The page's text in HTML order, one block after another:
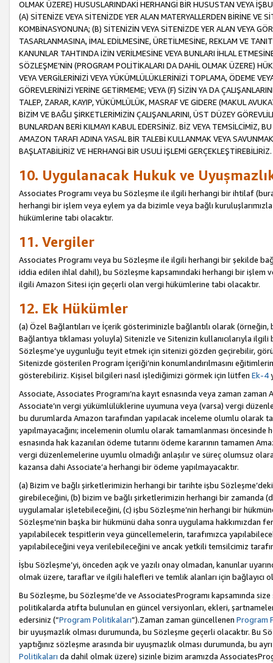
OLMAK ÜZERE) HUSUSLARINDAKİ HERHANGİ BİR HUSUSTAN VEYA
(A) SİTENİZE VEYA SİTENİZDE YER ALAN MATERYALLERDEN BİRİNE VE
KOMBİNASYONUNA; (B) SİTENİZİN VEYA SİTENİZDE YER ALAN VEYA
TASARLANMASINA, İMAL EDİLMESİNE, ÜRETİLMESİNE, REKLAM VE
KANUNLAR TAHTINDA İZİN VERİLMESİNE VEYA BUNLARI İHLAL
SÖZLEŞME’NİN (PROGRAM POLİTİKALARI DA DAHİL OLMAK ÜZERE)
VEYA VERGİLERİNİZİ VEYA YÜKÜMLÜLÜKLERİNİZİ TOPLAMA, ÖDEME
GÖREVLERİNİZİ YERİNE GETİRMEME; VEYA (F) SİZİN YA DA
TALEP, ZARAR, KAYIP, YÜKÜMLÜLÜK, MASRAF VE GİDERE (MAKUL
BİZİM VE BAĞLI ŞİRKETLERİMİZİN ÇALIŞANLARINI, ÜST DÜZEY
BUNLARDAN BERİ KILMAYI KABUL EDERSİNİZ. BİZ VEYA TEMSİLCİMİZ,
AMAZON TARAFI ADINA YASAL BİR TALEBİ KULLANMAK VEYA
BAŞLATABİLİRİZ VE HERHANGİ BİR USULİ İŞLEMİ GERÇEKLEŞTİREBİLİRİZ.
10. Uygulanacak Hukuk ve
Associates Programı veya bu Sözleşme ile ilgili herhangi bir ihtilaf
herhangi bir işlem veya eylem ya da bizimle veya bağlı
hükümlerine tabi olacaktır.
11. Vergiler
Associates Programı veya bu Sözleşme ile ilgili herhangi bir şekilde
iddia edilen ihlal dahil), bu Sözleşme kapsamındaki herhangi bir işlem
ilgili Amazon Sitesi için geçerli olan vergi hükümlerine tabi olacaktır.
12. Ek Hükümler
(a) Özel Bağlantıları ve İçerik gösteriminizle bağlantılı olarak
Bağlantıya tıklaması yoluyla) Sitenizle ve Sitenizin kullanıcılarıyla
Sözleşme’ye uygunluğu teyit etmek için sitenizi gözden geçirebilir,
Sitenizde gösterilen Program İçeriği’nin konumlandırılmasını
gösterebiliriz. Kişisel bilgileri nasıl işlediğimizi görmek için lütfen Ek-4
Associate, Associates Programı’na kayıt esnasında veya zaman
Associate’ın vergi yükümlülüklerine uyumuna veya (varsa) vergi
bu durumlarda Amazon tarafından yapılacak inceleme olumlu olarak
yapılmayacağını; incelemenin olumlu olarak tamamlanması
esnasında hak kazanılan ödeme tutarını ödeme kararının tamamen
vergi düzenlemelerine uyumlu olmadığı anlaşılır ve süreç olumsuz
kazansa dahi Associate’a herhangi bir ödeme yapılmayacaktır.
(a) Bizim ve bağlı şirketlerimizin herhangi bir tarihte işbu
girebileceğini, (b) bizim ve bağlı şirketlerimizin herhangi bir zamanda
uygulamalar işletebileceğini, (c) işbu Sözleşme’nin herhangi bir
Sözleşme’nin başka bir hükmünü daha sonra uygulama hakkımızdan
yapılabilecek tespitlerin veya güncellemelerin, tarafımızca
yapılabileceğini veya verilebileceğini ve ancak yetkili temsilcimiz
İşbu Sözleşme’yi, önceden açık ve yazılı onay olmadan, kanunlar
olmak üzere, taraflar ve ilgili halefleri ve temlik alanları için bağlayıcı
Bu Sözleşme, bu Sözleşme’de ve AssociatesProgramı kapsamında
politikalarda atıfta bulunulan en güncel versiyonları, ekleri,
edersiniz (“Program Politikaları”).Zaman zaman güncellenen Program
bir uyuşmazlık olması durumunda, bu Sözleşme geçerli olacaktır. Bu
yaptığınız sözleşme arasında bir uyuşmazlık olması durumunda, bu
Politikaları da dahil olmak üzere) sizinle bizim aramızda